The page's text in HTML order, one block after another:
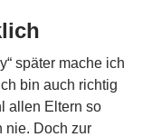
später mache ich
bin auch richtig
allen Eltern so
nie. Doch zur